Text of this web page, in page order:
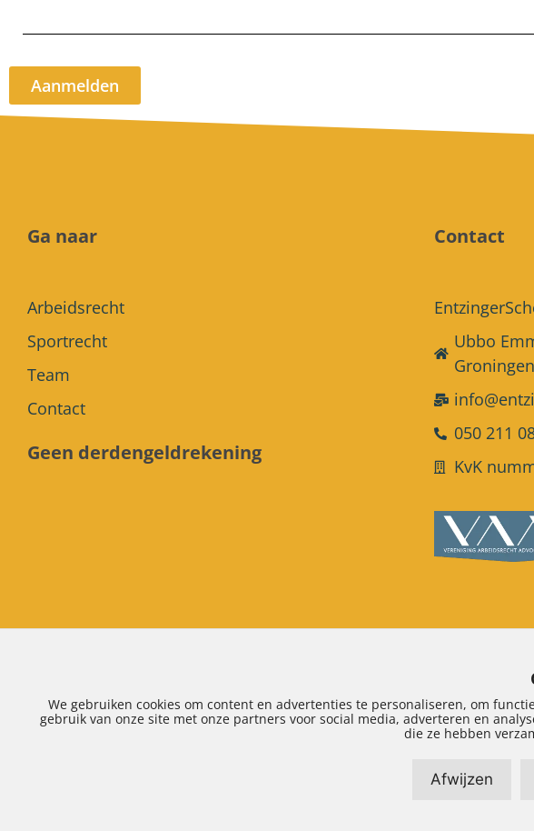
Aanmelden
Ga naar
Arbeidsrecht
Sportrecht
Team
Contact
Geen derdengeldrekening
Contact
Ubbo
Groningen
050 211
KvK
We gebruiken cookies om content en advertenties te personaliseren, om
gebruik van onze site met onze partners voor social media, adverteren en
die ze hebben
Afwijzen